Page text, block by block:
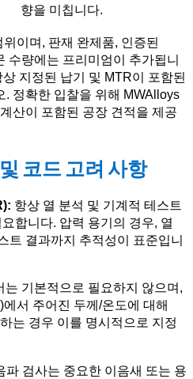
향을 미칩니다.
이며, 판재 완제품, 인증된
수량에는 프리미엄이 추가됩니
지정된 납기 및 MTR이 포함된
. 정확한 입찰을 위해 MWAlloys
산이 포함된 공장 견적을 제공
코드 고려 사항
항상 열 분석 및 기계적 테스트
합니다. 압력 용기의 경우, 열
트 결과까지 추적성이 표준입니
는 기본적으로 필요하지 않으며,
서 주어진 두께/온도에 대해
는 경우 이를 명시적으로 지정
파 검사는 중요한 이음새 또는 용